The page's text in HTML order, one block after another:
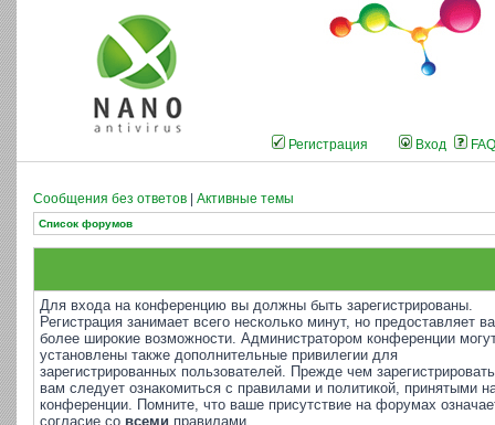
Регистрация Вход FAQ
Сообщения без ответов Активные темы
Список форумов
Для входа на конференцию вы должны быть зарегистрированы.
Регистрация занимает всего несколько минут, но предоставляет
более широкие возможности. Администратором конференции
установлены также дополнительные привилегии для
зарегистрированных пользователей. Прежде чем
вам следует ознакомиться с правилами и политикой, принятыми
конференции. Помните, что ваше присутствие на форумах
согласие со всеми правилами.